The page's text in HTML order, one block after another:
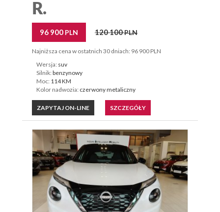
R.
96 900 PLN 120 100PLN
Najniższa cena w ostatnich 30 dniach: 96 900 PLN
Wersja: suv
Silnik: benzynowy
Moc: 114 KM
Kolor nadwozia: czerwony metaliczny
ZAPYTAJ ON-LINE SZCZEGÓŁY